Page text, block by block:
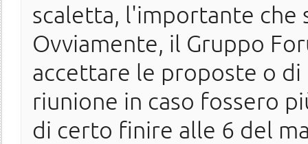
scaletta, l'importante
Ovviamente, il Gruppo
accettare le proposte o di
riunione in caso fossero
di certo finire alle 6 del